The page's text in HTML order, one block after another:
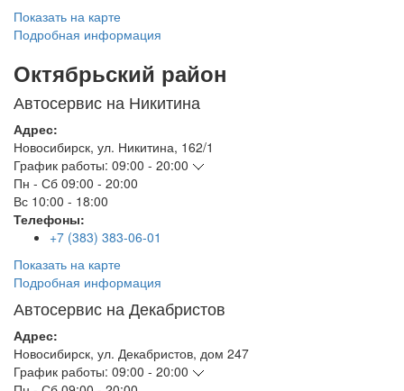
Показать на карте
Подробная информация
Октябрьский район
Автосервис на Никитина
Адрес:
Новосибирск, ул. Никитина, 162/1
График работы: 09:00 - 20:00
Пн - Сб 09:00 - 20:00
Вс 10:00 - 18:00
Телефоны:
+7 (383) 383-06-01
Показать на карте
Подробная информация
Автосервис на Декабристов
Адрес:
Новосибирск, ул. Декабристов, дом 247
График работы: 09:00 - 20:00